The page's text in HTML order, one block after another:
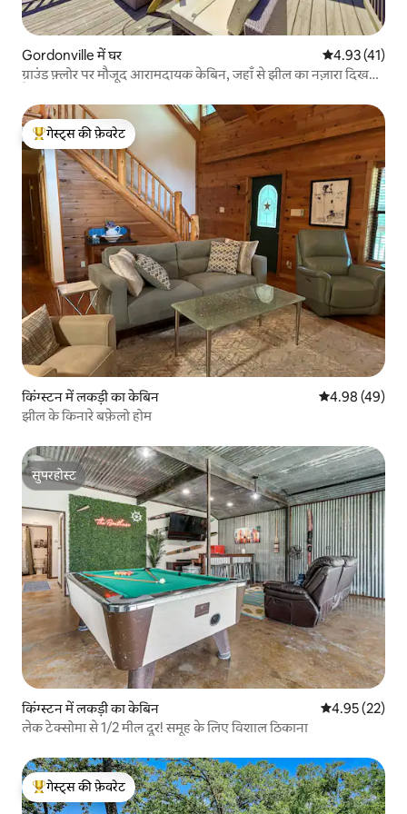
Gordonville में घर औसत रेटिंग 5 में
4.93 (41)
ग्राउंड फ़्लोर पर मौजूद आरामदायक केबिन, जहाँ से झील का नज़ारा दिखता
गेस्ट्स का टॉप फ़ेवरेट
गेस्ट्स की फ़ेवरेट
किंग्स्टन में लकड़ी का केबिन औसत रेटिंग 5 में
4.98 (49)
झील के किनारे बफ़ेलो होम
सुपरहोस्ट
सुपरहोस्ट
किंग्स्टन में लकड़ी का केबिन औसत रेटिंग 5 में
4.95 (22)
लेक टेक्सोमा से 1/2 मील दूर! समूह के लिए विशाल ठिकाना
गेस्ट्स का टॉप फ़ेवरेट
गेस्ट्स की फ़ेवरेट